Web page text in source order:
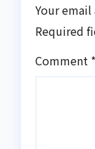
Your
Required
Comment *